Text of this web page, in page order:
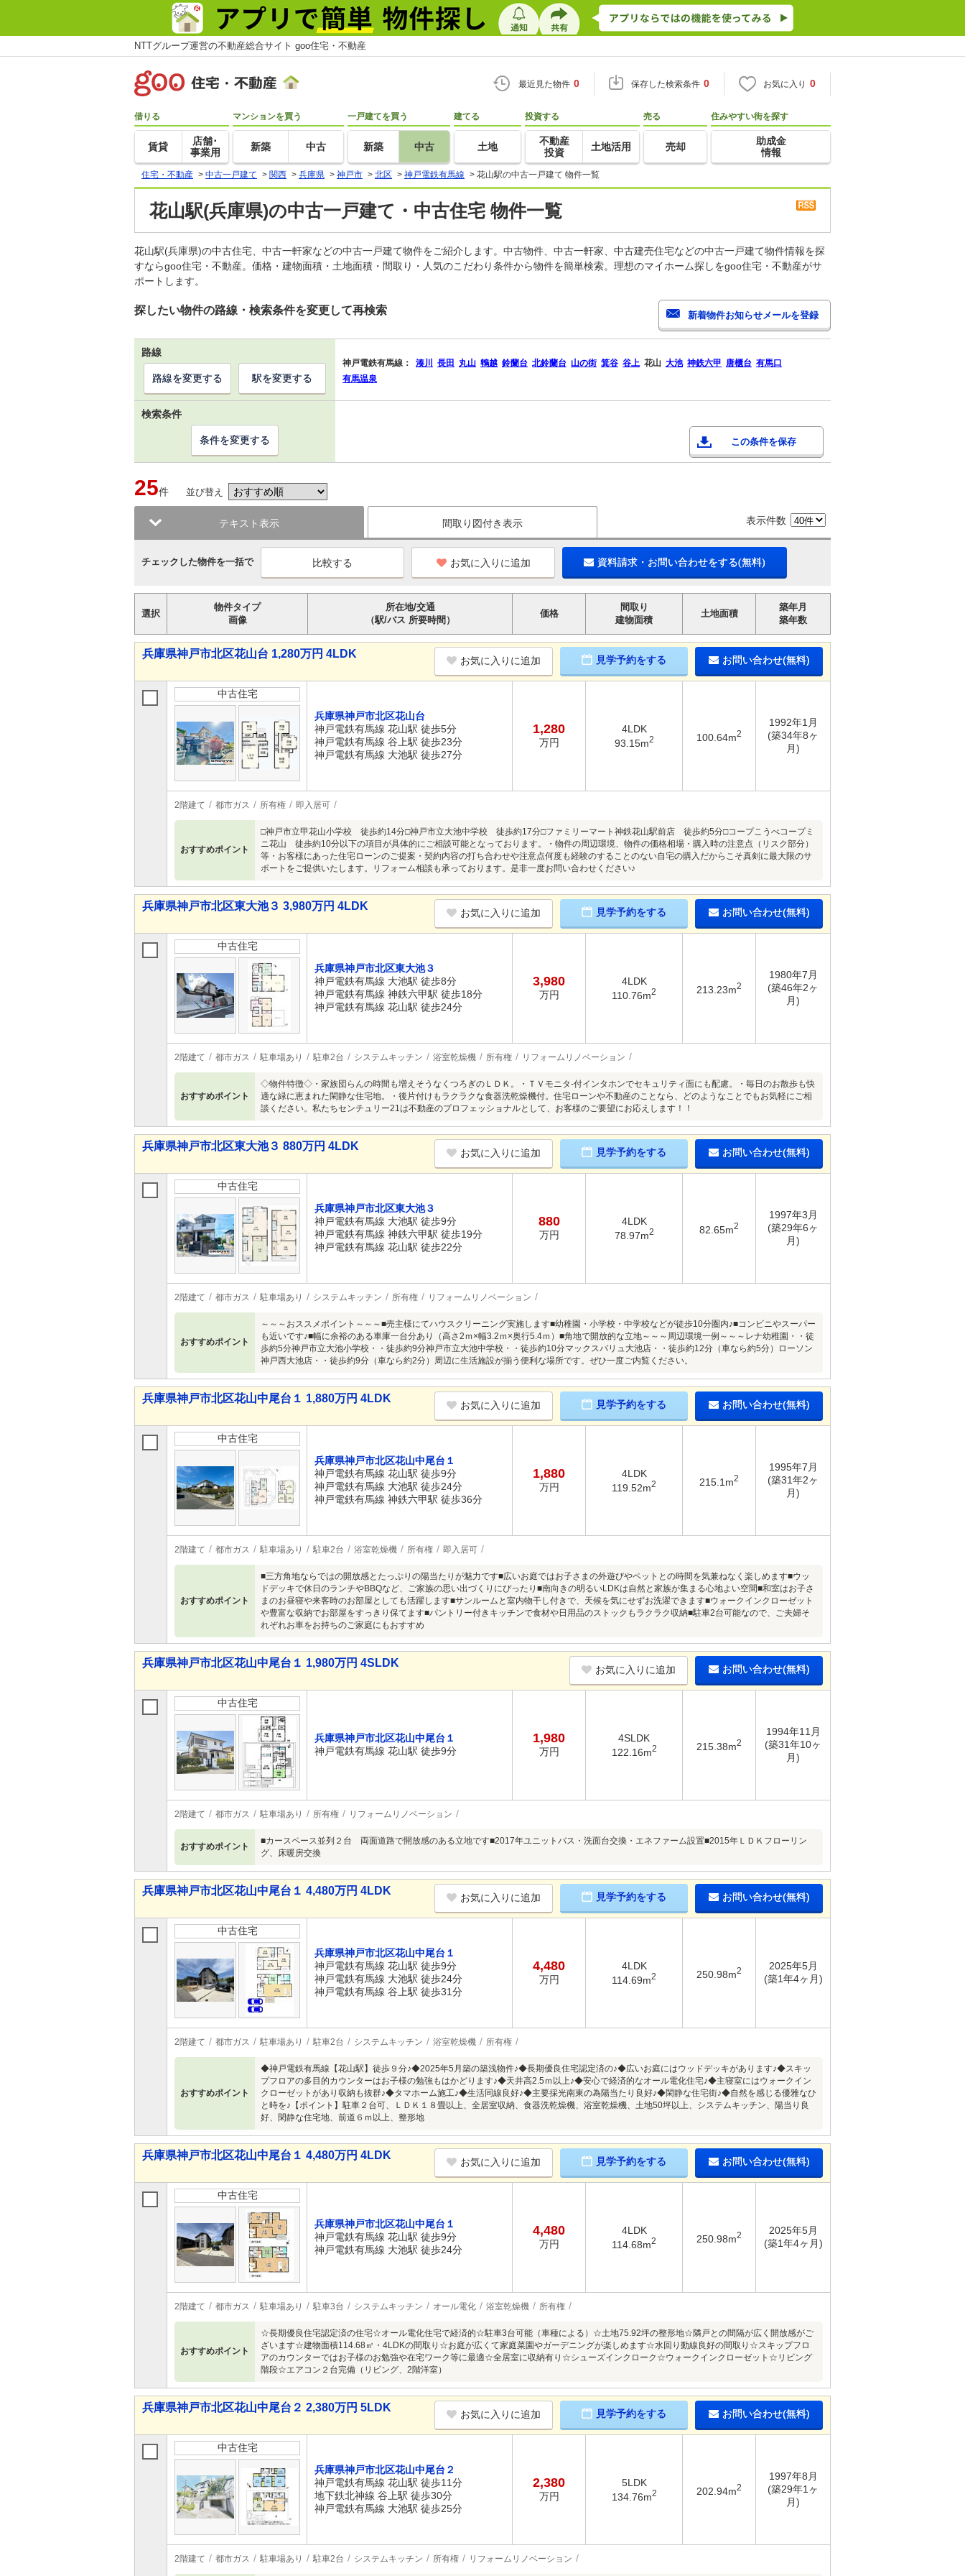
NTTグループ運営の不動産総合サイト goo住宅・不動産
最近見た物件 0 保存した検索条件 0 お気に入り 0
借りる
賃貸
店舗･
事業用
マンションを買う
新築 中古
一戸建てを買う
新築 中古
建てる
土地
投資する
不動産
投資
土地活用
売る
売却
住みやすい街を探す
助成金
情報
住宅・不動産 > 中古一戸建て > 関西 > 兵庫県 > 神戸市 > 北区 > 神戸電鉄有馬線 > 花山駅の中古一戸建て 物件一覧
花山駅(兵庫県)の中古一戸建て・中古住宅 物件一覧
花山駅(兵庫県)の中古住宅、中古一軒家などの中古一戸建て物件をご紹介します。中古物件、中古一軒家、中古建売住宅などの中古一戸建て物件情報を探
すならgoo住宅・不動産。価格・建物面積・土地面積・間取り・人気のこだわり条件から物件を簡単検索。理想のマイホーム探しをgoo住宅・不動産がサ
ポートします。
探したい物件の路線・検索条件を変更して再検索
路線
神戸電鉄有馬線： 湊川 長田 丸山 鵯越 鈴蘭台 北鈴蘭台 山の街 箕谷 谷上 花山 大池 神鉄六甲 唐櫃台 有馬口
有馬温泉
路線を変更する 駅を変更する
検索条件
この条件を保存
条件を変更する
25件 並び替え
テキスト表示 間取り図付き表示 表示件数
チェックした物件を一括で お気に入りに追加 資料請求・お問い合わせをする(無料)
選択
物件タイプ
画像
所在地/交通
（駅/バス 所要時間）
価格
間取り
建物面積
土地面積
築年月
築年数
兵庫県神戸市北区花山台 1,280万円 4LDK
お気に入りに追加 見学予約をする お問い合わせ(無料)
中古住宅
兵庫県神戸市北区花山台
神戸電鉄有馬線 花山駅 徒歩5分
神戸電鉄有馬線 谷上駅 徒歩23分
神戸電鉄有馬線 大池駅 徒歩27分
1,280
万円
4LDK
93.15m2 100.64m2
1992年1月
(築34年8ヶ
月)
2階建て 都市ガス 所有権 即入居可
おすすめポイント
□神戸市立甲花山小学校 徒歩約14分□神戸市立大池中学校 徒歩約17分□ファミリーマート神鉄花山駅前店 徒歩約5分□コープこうべコープミ
ニ花山 徒歩約10分以下の項目が具体的にご相談可能となっております。・物件の周辺環境、物件の価格相場・購入時の注意点（リスク部分）
等・お客様にあった住宅ローンのご提案・契約内容の打ち合わせや注意点何度も経験のすることのない自宅の購入だからこそ真剣に最大限のサ
ポートをご提供いたします。リフォーム相談も承っております。是非一度お問い合わせください♪
兵庫県神戸市北区東大池３ 3,980万円 4LDK
お気に入りに追加 見学予約をする お問い合わせ(無料)
中古住宅
兵庫県神戸市北区東大池３
神戸電鉄有馬線 大池駅 徒歩8分
神戸電鉄有馬線 神鉄六甲駅 徒歩18分
神戸電鉄有馬線 花山駅 徒歩24分
3,980
万円
4LDK
110.76m2 213.23m2
1980年7月
(築46年2ヶ
月)
2階建て 都市ガス 駐車場あり 駐車2台 システムキッチン 浴室乾燥機 所有権 リフォームリノベーション
おすすめポイント
◇物件特徴◇・家族団らんの時間も増えそうなくつろぎのＬＤＫ。・ＴＶモニタ-付インタホンでセキュリティ面にも配慮。・毎日のお散歩も快
適な緑に恵まれた閑静な住宅地。・後片付けもラクラクな食器洗乾燥機付。住宅ローンや不動産のことなら、どのようなことでもお気軽にご相
談ください。私たちセンチュリー21は不動産のプロフェッショナルとして、お客様のご要望にお応えします！！
兵庫県神戸市北区東大池３ 880万円 4LDK
お気に入りに追加 見学予約をする お問い合わせ(無料)
中古住宅
兵庫県神戸市北区東大池３
神戸電鉄有馬線 大池駅 徒歩9分
神戸電鉄有馬線 神鉄六甲駅 徒歩19分
神戸電鉄有馬線 花山駅 徒歩22分
880
万円
4LDK
78.97m2 82.65m2
1997年3月
(築29年6ヶ
月)
2階建て 都市ガス 駐車場あり システムキッチン 所有権 リフォームリノベーション
おすすめポイント
～～～おススメポイント～～～■売主様にてハウスクリーニング実施します■幼稚園・小学校・中学校などが徒歩10分圏内♪■コンビニやスーパー
も近いです♪■幅に余裕のある車庫一台分あり（高さ2ｍ×幅3.2ｍ×奥行5.4ｍ）■角地で開放的な立地～～～周辺環境一例～～～レナ幼稚園・・徒
歩約5分神戸市立大池小学校・・徒歩約9分神戸市立大池中学校・・徒歩約10分マックスバリュ大池店・・徒歩約12分（車なら約5分）ローソン
神戸西大池店・・徒歩約9分（車なら約2分）周辺に生活施設が揃う便利な場所です。ぜひ一度ご内覧ください。
兵庫県神戸市北区花山中尾台１ 1,880万円 4LDK
お気に入りに追加 見学予約をする お問い合わせ(無料)
中古住宅
兵庫県神戸市北区花山中尾台１
神戸電鉄有馬線 花山駅 徒歩9分
神戸電鉄有馬線 大池駅 徒歩24分
神戸電鉄有馬線 神鉄六甲駅 徒歩36分
1,880
万円
4LDK
119.52m2 215.1m2
1995年7月
(築31年2ヶ
月)
2階建て 都市ガス 駐車場あり 駐車2台 浴室乾燥機 所有権 即入居可
おすすめポイント
■三方角地ならではの開放感とたっぷりの陽当たりが魅力です■広いお庭ではお子さまの外遊びやペットとの時間を気兼ねなく楽しめます■ウッ
ドデッキで休日のランチやBBQなど、ご家族の思い出づくりにぴったり■南向きの明るいLDKは自然と家族が集まる心地よい空間■和室はお子さ
まのお昼寝や来客時のお部屋としても活躍します■サンルームと室内物干し付きで、天候を気にせずお洗濯できます■ウォークインクローゼット
や豊富な収納でお部屋をすっきり保てます■パントリー付きキッチンで食材や日用品のストックもラクラク収納■駐車2台可能なので、ご夫婦そ
れぞれお車をお持ちのご家庭にもおすすめ
兵庫県神戸市北区花山中尾台１ 1,980万円 4SLDK
お気に入りに追加 お問い合わせ(無料)
中古住宅
兵庫県神戸市北区花山中尾台１
神戸電鉄有馬線 花山駅 徒歩9分
1,980
万円
4SLDK
122.16m2 215.38m2
1994年11月
(築31年10ヶ
月)
2階建て 都市ガス 駐車場あり 所有権 リフォームリノベーション
おすすめポイント
■カースペース並列２台 両面道路で開放感のある立地です■2017年ユニットバス・洗面台交換・エネファーム設置■2015年ＬＤＫフローリン
グ、床暖房交換
兵庫県神戸市北区花山中尾台１ 4,480万円 4LDK
お気に入りに追加 見学予約をする お問い合わせ(無料)
中古住宅
兵庫県神戸市北区花山中尾台１
神戸電鉄有馬線 花山駅 徒歩9分
神戸電鉄有馬線 大池駅 徒歩24分
神戸電鉄有馬線 谷上駅 徒歩31分
4,480
万円
4LDK
114.69m2 250.98m2
2025年5月
(築1年4ヶ月)
2階建て 都市ガス 駐車場あり 駐車2台 システムキッチン 浴室乾燥機 所有権
おすすめポイント
◆神戸電鉄有馬線【花山駅】徒歩９分♪◆2025年5月築の築浅物件♪◆長期優良住宅認定済の♪◆広いお庭にはウッドデッキがあります♪◆スキッ
プフロアの多目的カウンターはお子様の勉強もはかどります♪◆天井高2.5ｍ以上♪◆安心で経済的なオール電化住宅♪◆主寝室にはウォークイン
クローゼットがあり収納も抜群♪◆タマホーム施工♪◆生活同線良好♪◆主要採光南東の為陽当たり良好♪◆閑静な住宅街♪◆自然を感じる優雅なひ
と時を♪【ポイント】駐車２台可、ＬＤＫ１８畳以上、全居室収納、食器洗乾燥機、浴室乾燥機、土地50坪以上、システムキッチン、陽当り良
好、閑静な住宅地、前道６ｍ以上、整形地
兵庫県神戸市北区花山中尾台１ 4,480万円 4LDK
お気に入りに追加 見学予約をする お問い合わせ(無料)
中古住宅
兵庫県神戸市北区花山中尾台１
神戸電鉄有馬線 花山駅 徒歩9分
神戸電鉄有馬線 大池駅 徒歩24分
4,480
万円
4LDK
114.68m2 250.98m2
2025年5月
(築1年4ヶ月)
2階建て 都市ガス 駐車場あり 駐車3台 システムキッチン オール電化 浴室乾燥機 所有権
おすすめポイント
☆長期優良住宅認定済の住宅☆オール電化住宅で経済的☆駐車3台可能（車種による）☆土地75.92坪の整形地☆隣戸との間隔が広く開放感がご
ざいます☆建物面積114.68㎡・4LDKの間取り☆お庭が広くて家庭菜園やガーデニングが楽しめます☆水回り動線良好の間取り☆スキップフロ
アのカウンターではお子様のお勉強や在宅ワーク等に最適☆全居室に収納有り☆シューズインクローク☆ウォークインクローゼット☆リビング
階段☆エアコン２台完備（リビング、2階洋室）
兵庫県神戸市北区花山中尾台２ 2,380万円 5LDK
お気に入りに追加 見学予約をする お問い合わせ(無料)
中古住宅
兵庫県神戸市北区花山中尾台２
神戸電鉄有馬線 花山駅 徒歩11分
地下鉄北神線 谷上駅 徒歩30分
神戸電鉄有馬線 大池駅 徒歩25分
2,380
万円
5LDK
134.76m2 202.94m2
1997年8月
(築29年1ヶ
月)
2階建て 都市ガス 駐車場あり 駐車2台 システムキッチン 所有権 リフォームリノベーション